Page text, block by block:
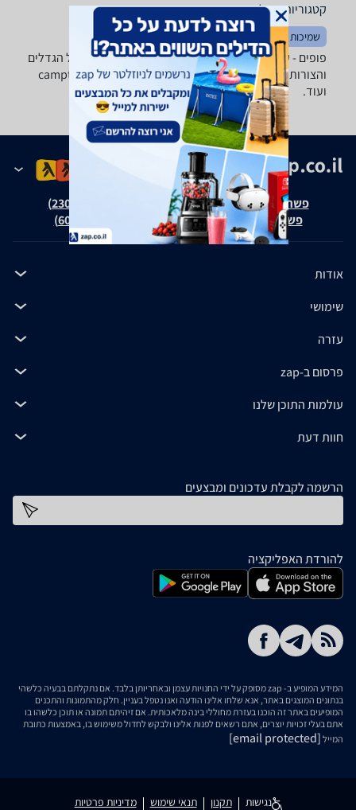
קטגוריות משלימות
שמיכות וכריות שטיחים
פופים - ‏קטיפה ‏200 - 300 ‏ש"ח מבחר ענק של פופים בכל הגדלים
והצורות של טובי היצרנים: camptown ,Intex, GreenBanana
ועוד.
פשרה בת"צ אבנצ'יק נ' זאפ גרופ (ת"צ 23008-08-20)
פשרה בת"צ כהנים נ' זאפ גרופ (ת"צ 60371-12-19)
אודות
שימושי
עזרה
פרסום ב-zap
עולמות התוכן שלנו
חוות דעת
הרשמה לקבלת עדכונים ומבצעים
להורדת האפליקציה
המידע המופיע ב- zap מסופק על ידי החנויות עצמן ובאחריותן בלבד. אם נתקלתם בבעיה כלשהי
בנתונים המוצגים באתר, אנא שלחו אלינו הודעה ואנו נטפל בעניין. חלק מהתמונות והתכנים
המופיעים באתר זה הוכנו בעזרת מחוללי בינה מלאכותית. אם זיהיתם תמונה או תוכן כלשהו בו
אתם בעלי זכויות יוצרים, אתם רשאים לפנות אלינו ולבקש לחדול משימוש בו, באמצעות כתובת
המייל [email protected]
נגישות תקנון תנאי שימוש מדיניות פרטיות